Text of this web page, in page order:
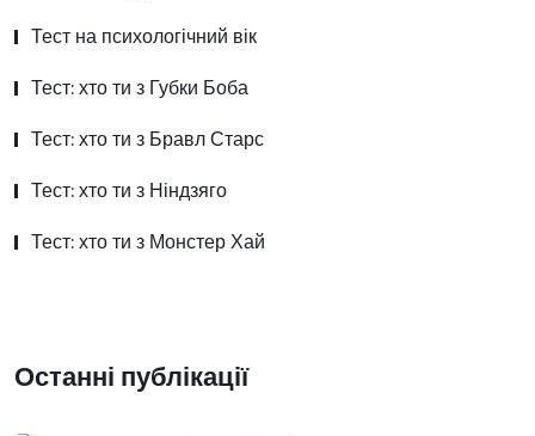
Тест на психологічний вік
Тест: хто ти з Губки Боба
Тест: хто ти з Бравл Старс
Тест: хто ти з Ніндзяго
Тест: хто ти з Монстер Хай
Останні публікації